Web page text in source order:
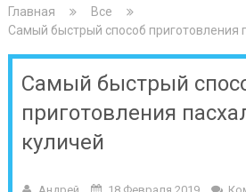
Главная
Все
Самый быстрый способ приготовления
Самый быстрый
приготовления
куличей